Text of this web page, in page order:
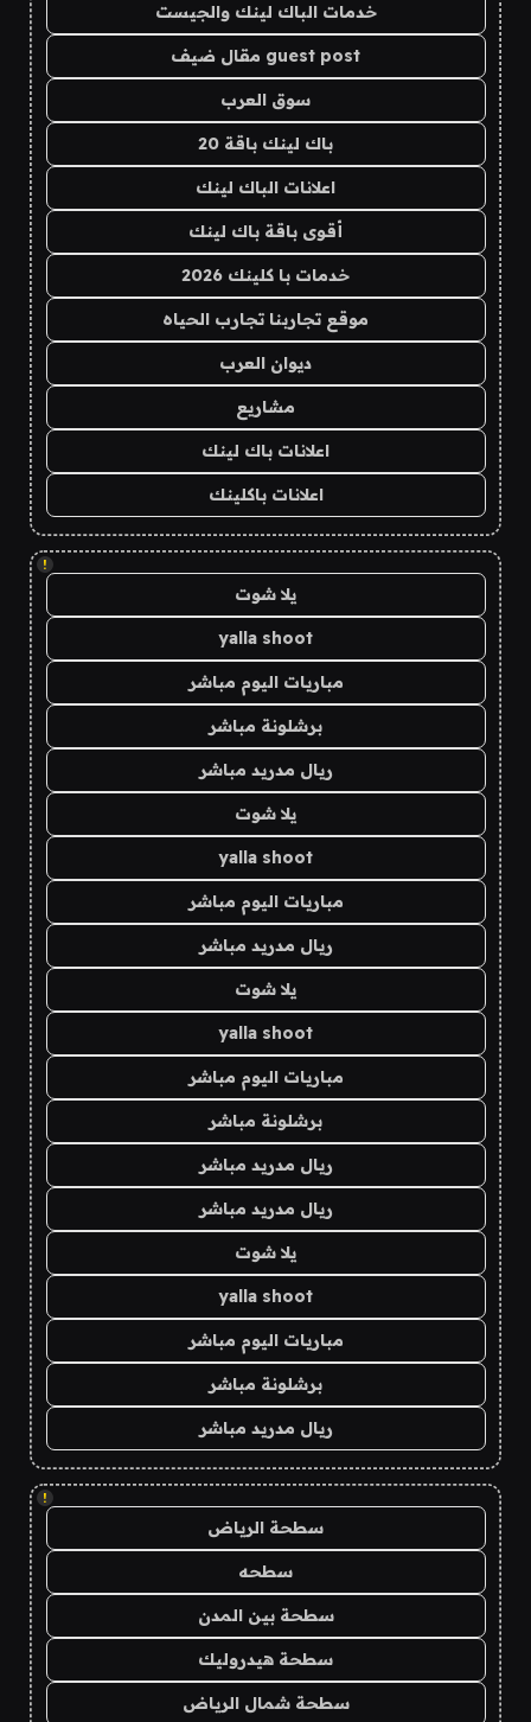
خدمات الباك لينك والجيست
guest post مقال ضيف
سوق العرب
باك لينك باقة 20
اعلانات الباك لينك
أقوى باقة باك لينك
خدمات با كلينك 2026
موقع تجاربنا تجارب الحياه
ديوان العرب
مشاريع
اعلانات باك لينك
اعلانات باكلينك
!
يلا شوت
yalla shoot
مباريات اليوم مباشر
برشلونة مباشر
ريال مدريد مباشر
يلا شوت
yalla shoot
مباريات اليوم مباشر
ريال مدريد مباشر
يلا شوت
yalla shoot
مباريات اليوم مباشر
برشلونة مباشر
ريال مدريد مباشر
ريال مدريد مباشر
يلا شوت
yalla shoot
مباريات اليوم مباشر
برشلونة مباشر
ريال مدريد مباشر
!
سطحة الرياض
سطحه
سطحة بين المدن
سطحة هيدروليك
سطحة شمال الرياض